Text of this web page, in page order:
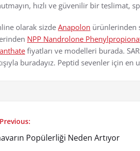
hızlı ve güvenilir bir teslimat,
olarak sizde Anapolon ürünlerinden
NPP Nandrolone
fiyatları ve modelleri burada.
buradayız. Peptid sevenler için en
Previous:
Popülerliği Neden Artıyor